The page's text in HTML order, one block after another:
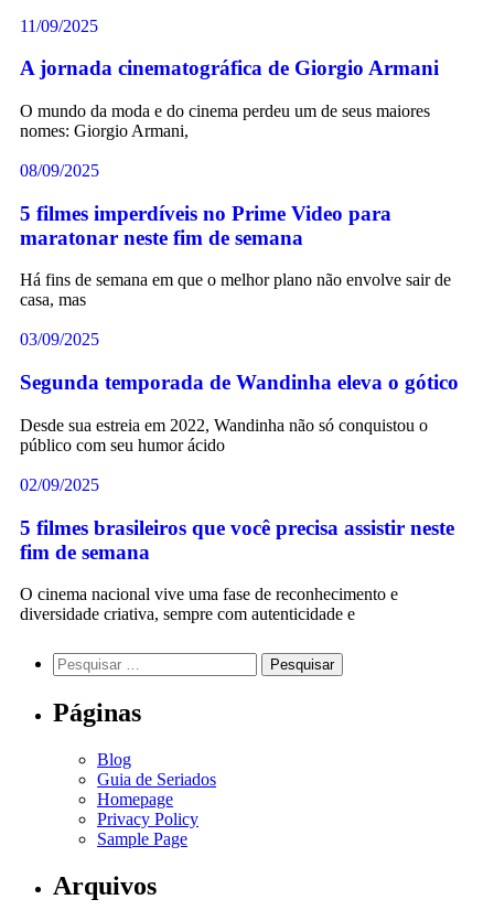
11/09/2025
A jornada cinematográfica de Giorgio Armani
O mundo da moda e do cinema perdeu um de seus maiores
nomes: Giorgio Armani,
08/09/2025
5 filmes imperdíveis no Prime Video para
maratonar neste fim de semana
Há fins de semana em que o melhor plano não envolve sair de
casa, mas
03/09/2025
Segunda temporada de Wandinha eleva o gótico
Desde sua estreia em 2022, Wandinha não só conquistou o
público com seu humor ácido
02/09/2025
5 filmes brasileiros que você precisa assistir neste
fim de semana
O cinema nacional vive uma fase de reconhecimento e
diversidade criativa, sempre com autenticidade e
Páginas
Blog
Guia de Seriados
Homepage
Privacy Policy
Sample Page
Arquivos